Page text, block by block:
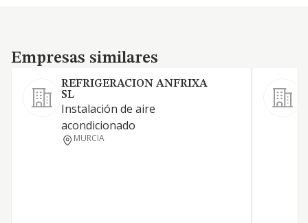
Empresas similares
Empresas similares
REFRIGERACION ANFRIXA
SL
Instalación de aire
acondicionado
MURCIA